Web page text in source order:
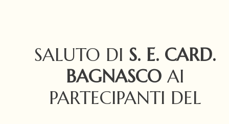
SALUTO DI S. E. CARD.
BAGNASCOAI
PARTECIPANTI DEL